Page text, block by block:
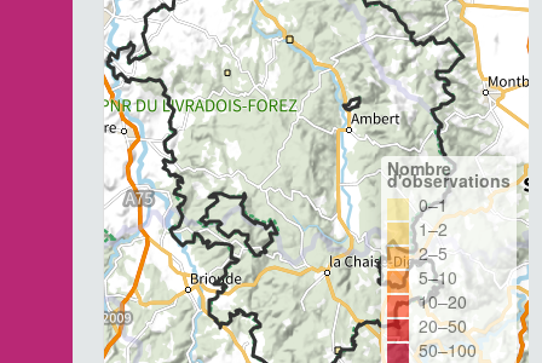
Nombre
d'observations
0–1
1–2
2–5
5–10
10–20
20–50
50–100